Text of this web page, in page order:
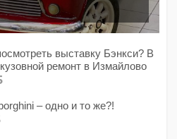
выставку Бэнкси? В
ремонт в Измайлово
– одно и то же?!